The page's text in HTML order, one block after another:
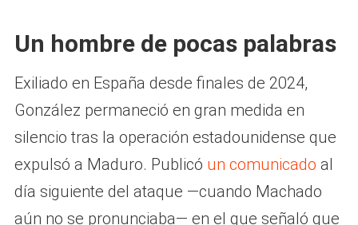
Un hombre de pocas palabras
Exiliado en España desde finales de 2024,
González permaneció en gran medida en
silencio tras la operación estadounidense que
expulsó a Maduro. Publicó un comunicado al
día siguiente del ataque —cuando Machado
aún no se pronunciaba— en el que señaló que